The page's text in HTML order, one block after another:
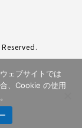
ェブサイトでは
、Cookie の使用